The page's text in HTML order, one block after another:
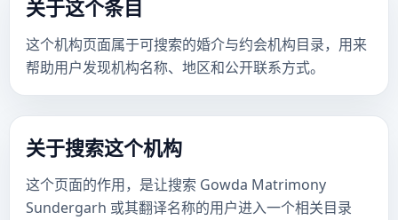
关于这个条目
这个机构页面属于可搜索的婚介与约会机构目录，用来
帮助用户发现机构名称、地区和公开联系方式。
关于搜索这个机构
这个页面的作用，是让搜索 Gowda Matrimony
Sundergarh 或其翻译名称的用户进入一个相关目录